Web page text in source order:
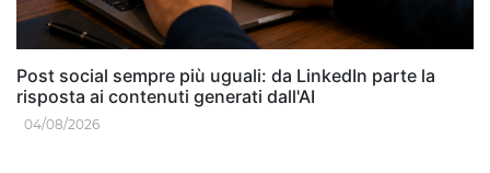
Post social sempre più uguali: da LinkedIn parte la
risposta ai contenuti generati dall'AI
04/08/2026